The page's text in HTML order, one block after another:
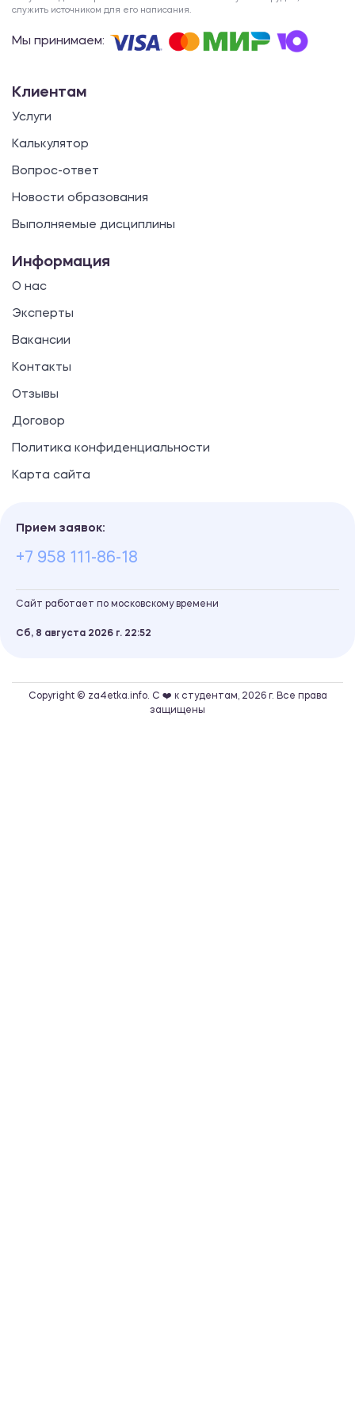
служить источником для его написания.
Мы принимаем:
Клиентам
Услуги
Калькулятор
Вопрос-ответ
Новости образования
Выполняемые дисциплины
Информация
О нас
Эксперты
Вакансии
Контакты
Отзывы
Договор
Политика конфиденциальности
Карта сайта
Прием заявок:
+7 958 111-86-18
Сайт работает по московскому времени
Сб, 8 августа 2026 г. 22 52
Copyright © za4etka.info. С ❤️ к студентам, 2026 г. Все права
защищены